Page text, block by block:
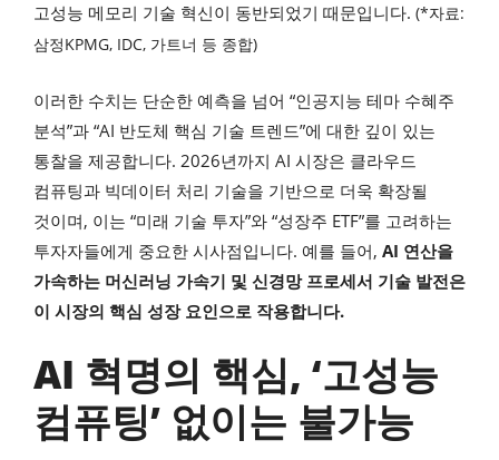
고성능 메모리 기술 혁신이 동반되었기 때문입니다. (*자료:
삼정KPMG, IDC, 가트너 등 종합)
이러한 수치는 단순한 예측을 넘어 “인공지능 테마 수혜주
분석”과 “AI 반도체 핵심 기술 트렌드”에 대한 깊이 있는
통찰을 제공합니다. 2026년까지 AI 시장은 클라우드
컴퓨팅과 빅데이터 처리 기술을 기반으로 더욱 확장될
것이며, 이는 “미래 기술 투자”와 “성장주 ETF”를 고려하는
투자자들에게 중요한 시사점입니다. 예를 들어, AI 연산을
가속하는 머신러닝 가속기 및 신경망 프로세서 기술 발전은
이 시장의 핵심 성장 요인으로 작용합니다.
AI 혁명의 핵심, ‘고성능
컴퓨팅’ 없이는 불가능